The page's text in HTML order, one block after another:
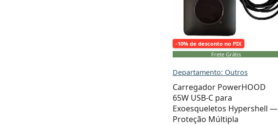
-10% de desconto no PIX
Frete Grátis
Departamento: Outros
Carregador PowerHOOD
65W USB-C para
Exoesqueletos Hypershell —
Proteção Múltipla